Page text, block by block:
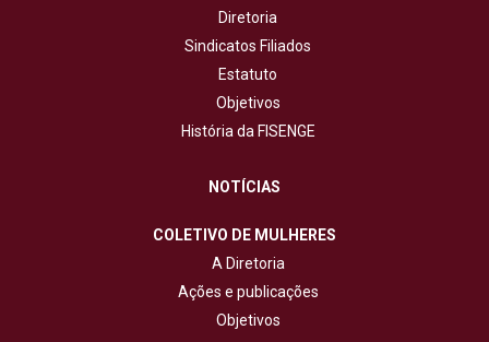
Diretoria
Sindicatos Filiados
Estatuto
Objetivos
História da FISENGE
NOTÍCIAS
COLETIVO DE MULHERES
A Diretoria
Ações e publicações
Objetivos